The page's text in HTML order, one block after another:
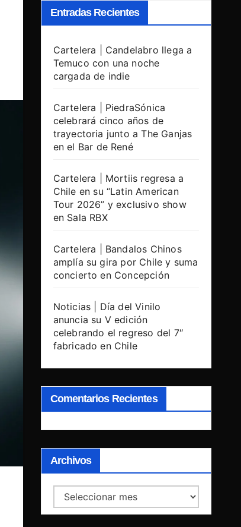
Entradas Recientes
Cartelera | Candelabro llega a
Temuco con una noche
cargada de indie
Cartelera | PiedraSónica
celebrará cinco años de
trayectoria junto a The Ganjas
en el Bar de René
Cartelera | Mortiis regresa a
Chile en su “Latin American
Tour 2026” y exclusivo show
en Sala RBX
Cartelera | Bandalos Chinos
amplía su gira por Chile y suma
concierto en Concepción
Noticias | Día del Vinilo
anuncia su V edición
celebrando el regreso del 7″
fabricado en Chile
Comentarios Recientes
Archivos
Archivos